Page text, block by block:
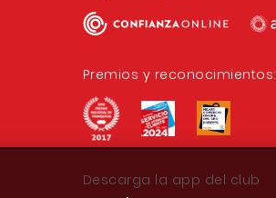
Premios y reconocimientos:
Descarga la app del club